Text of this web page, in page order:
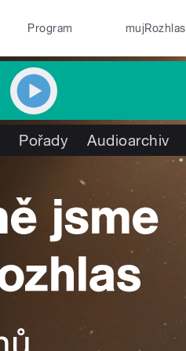
Program mujRozhlas
Pořady Audioarchiv